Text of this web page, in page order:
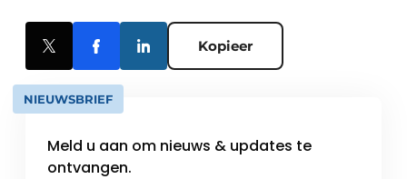
Kopieer
NIEUWSBRIEF
Meld u aan om nieuws & updates te
ontvangen.